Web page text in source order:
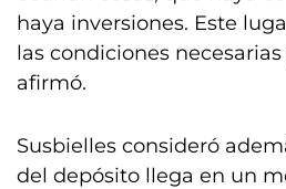
haya inversiones. Este
las condiciones
afirmó.
Susbielles consideró
del depósito llega en un